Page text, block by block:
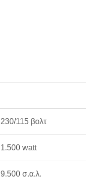
230/115 βολτ
1.500 watt
9.500 σ.α.λ.